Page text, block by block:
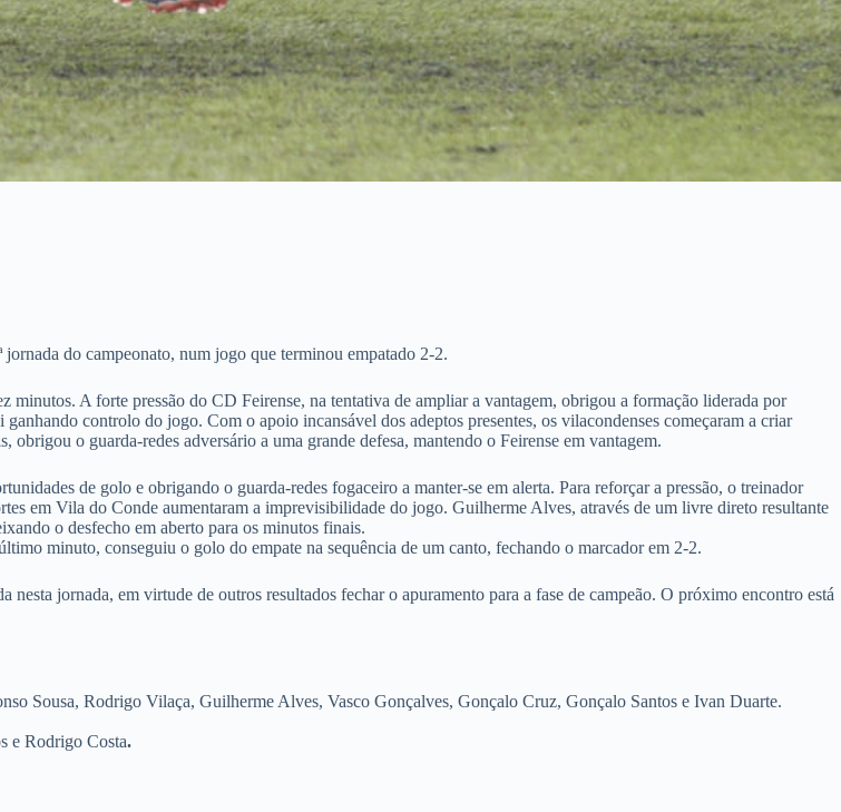
do campeonato, num jogo que terminou empatado 2-2.
minutos. A forte pressão do CD Feirense, na tentativa de ampliar a vantagem, obrigou a formação liderada por
controlo do jogo. Com o apoio incansável dos adeptos presentes, os vilacondenses começaram a criar
o guarda-redes adversário a uma grande defesa, mantendo o Feirense em vantagem.
de golo e obrigando o guarda-redes fogaceiro a manter-se em alerta. Para reforçar a pressão, o treinador
em Vila do Conde aumentaram a imprevisibilidade do jogo. Guilherme Alves, através de um livre direto resultante
o desfecho em aberto para os minutos finais.
minuto, conseguiu o golo do empate na sequência de um canto, fechando o marcador em 2-2.
jornada, em virtude de outros resultados fechar o apuramento para a fase de campeão. O próximo encontro está
Sousa, Rodrigo Vilaça, Guilherme Alves, Vasco Gonçalves, Gonçalo Cruz, Gonçalo Santos e Ivan Duarte.
e Rodrigo Costa.